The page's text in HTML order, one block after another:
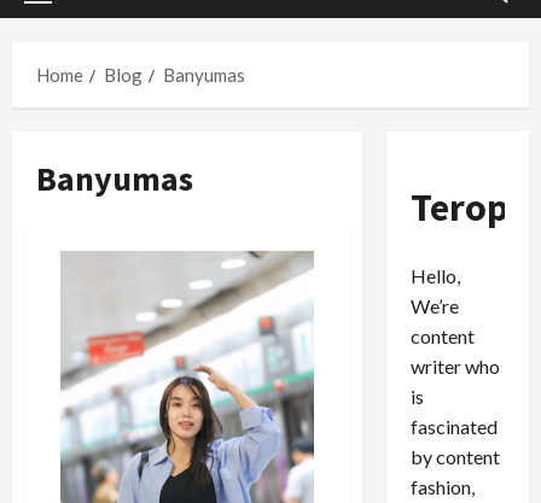
Primary
Home
Blog Banyumas
Banyumas
Hello,
We’re
content
writer who
is
fascinated
by content
fashion,